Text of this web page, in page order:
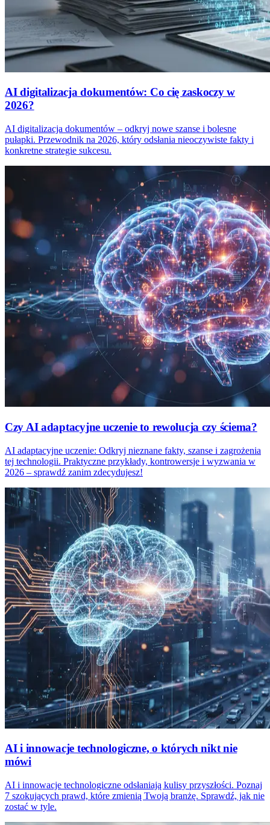
AI digitalizacja dokumentów: Co cię zaskoczy w
2026?
AI digitalizacja dokumentów – odkryj nowe szanse i bolesne
pułapki. Przewodnik na 2026, który odsłania nieoczywiste fakty i
konkretne strategie sukcesu.
Czy AI adaptacyjne uczenie to rewolucja czy ściema?
AI adaptacyjne uczenie: Odkryj nieznane fakty, szanse i zagrożenia
tej technologii. Praktyczne przykłady, kontrowersje i wyzwania w
2026 – sprawdź zanim zdecydujesz!
AI i innowacje technologiczne, o których nikt nie
mówi
AI i innowacje technologiczne odsłaniają kulisy przyszłości. Poznaj
7 szokujących prawd, które zmienią Twoją branżę. Sprawdź, jak nie
zostać w tyle.